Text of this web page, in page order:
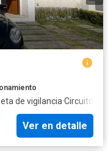
de vigilancia·Circuito
Ver en detalle